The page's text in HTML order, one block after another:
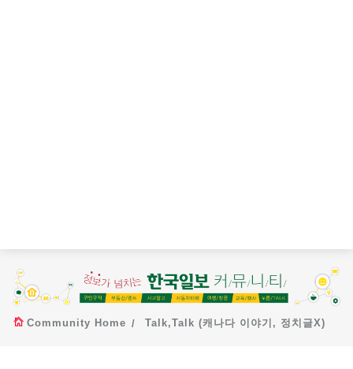
Community Home Talk,Talk (캐나다 이야기, 정치글X)